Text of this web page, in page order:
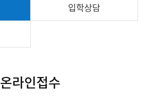
입학상담
온라인접수